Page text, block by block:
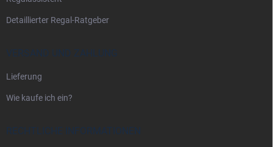
Detaillierter Regal-Ratgeber
VERSAND UND ZAHLUNG
Lieferung
Wie kaufe ich ein?
RECHTLICHE INFORMATIONEN